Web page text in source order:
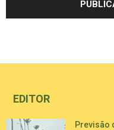
EDITOR
Previsão